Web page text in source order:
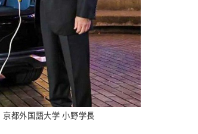
京都外国語大学 小野学長